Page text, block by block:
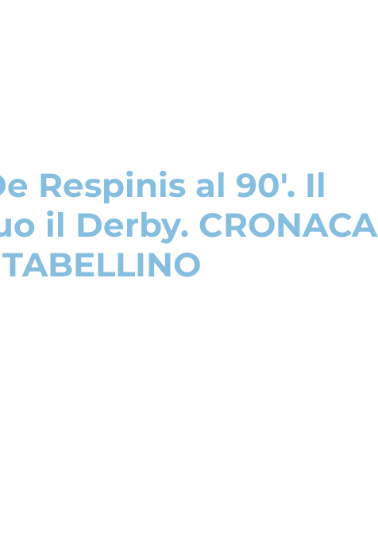
Respinis al 90′. Il
il Derby. CRONACA